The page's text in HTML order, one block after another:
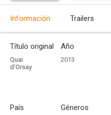
Información Trailers
Título original
Quai
d'Orsay
Año
2013
País Géneros